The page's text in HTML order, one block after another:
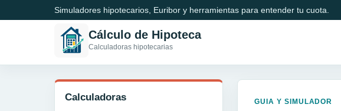
Simuladores hipotecarios, Euribor y herramientas para entender tu cuota.
Cálculo de Hipoteca
Calculadoras hipotecarias
Calculadoras GUIA Y SIMULADOR